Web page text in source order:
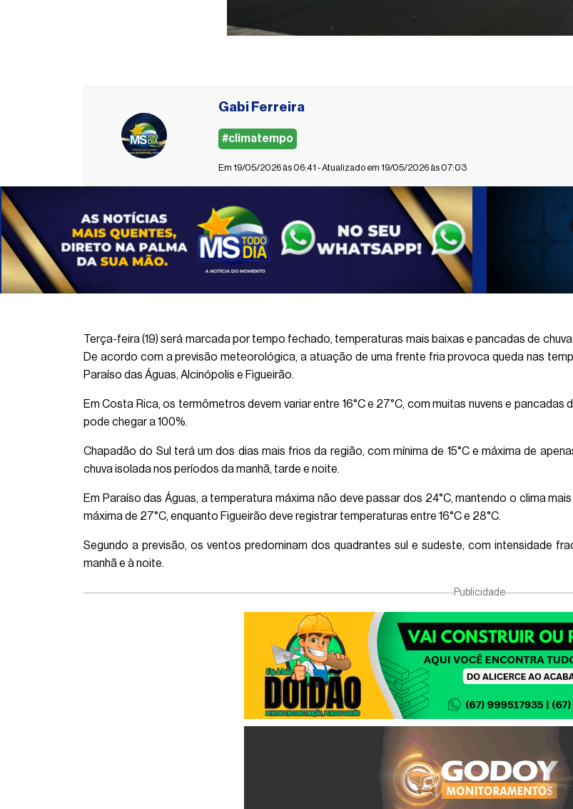
Gabi Ferreira
#climatempo
Em 19/05/2026 às 06:41 - Atualizado em 19/05/2026 às 07:03
Terça-feira (19) será marcada por tempo fechado, temperaturas mais baixas e pancadas de
De acordo com a previsão meteorológica, a atuação de uma frente fria provoca queda nas
Paraíso das Águas, Alcinópolis e Figueirão.
Em Costa Rica, os termômetros devem variar entre 16°C e 27°C, com muitas nuvens e
pode chegar a 100%.
Chapadão do Sul terá um dos dias mais frios da região, com mínima de 15°C e máxima de
chuva isolada nos períodos da manhã, tarde e noite.
Em Paraíso das Águas, a temperatura máxima não deve passar dos 24°C, mantendo o clima
máxima de 27°C, enquanto Figueirão deve registrar temperaturas entre 16°C e 28°C.
Segundo a previsão, os ventos predominam dos quadrantes sul e sudeste, com intensidade
manhã e à noite.
Publicidade